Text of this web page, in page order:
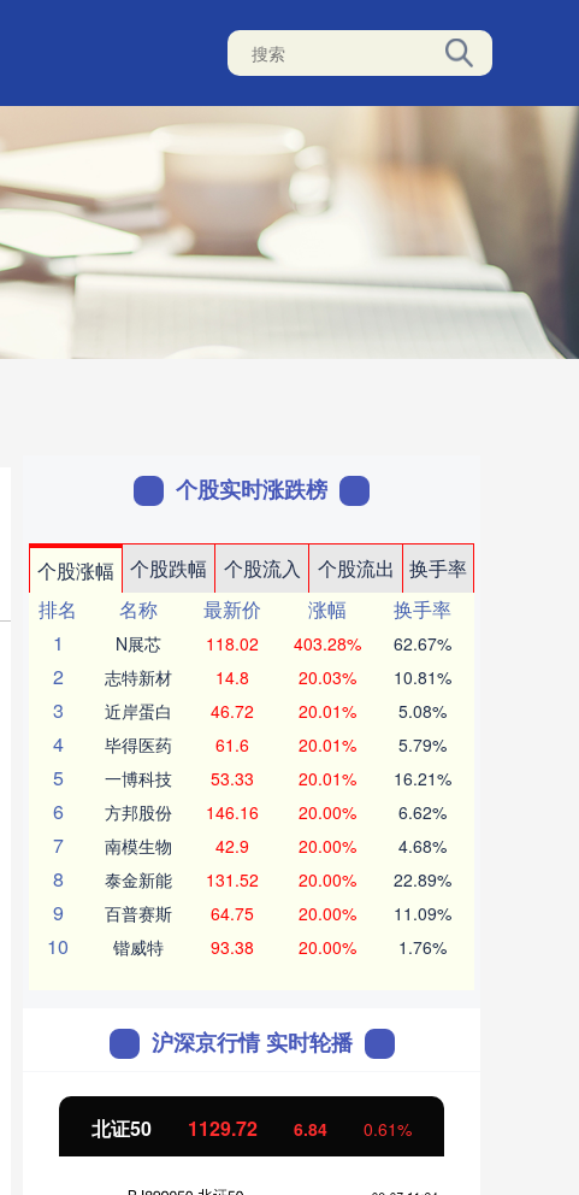
个股实时涨跌榜
个股涨幅 个股跌幅 个股流入 个股流出
换手率
排名
名称 最新价 涨幅
换手率
1
N展芯 118.02 403.28% 62.67%
2 志特新材 14.8 20.03% 10.81%
3 近岸蛋白 46.72 20.01% 5.08%
4 毕得医药 61.6 20.01% 5.79%
5 一博科技 53.33 20.01% 16.21%
6 方邦股份 146.16 20.00% 6.62%
7 南模生物 42.9 20.00% 4.68%
8 泰金新能 131.52 20.00% 22.89%
9 百普赛斯 64.75 20.00% 11.09%
10 锴威特 93.38 20.00% 1.76%
沪深京行情 实时轮播
北证50 1129.72 6.84 0.61%